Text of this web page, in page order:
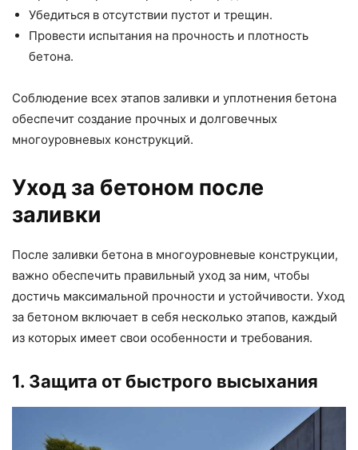
Убедиться в отсутствии пустот и трещин.
Провести испытания на прочность и плотность
бетона.
Соблюдение всех этапов заливки и уплотнения бетона
обеспечит создание прочных и долговечных
многоуровневых конструкций.
Уход за бетоном после
заливки
После заливки бетона в многоуровневые конструкции,
важно обеспечить правильный уход за ним, чтобы
достичь максимальной прочности и устойчивости. Уход
за бетоном включает в себя несколько этапов, каждый
из которых имеет свои особенности и требования.
1. Защита от быстрого высыхания